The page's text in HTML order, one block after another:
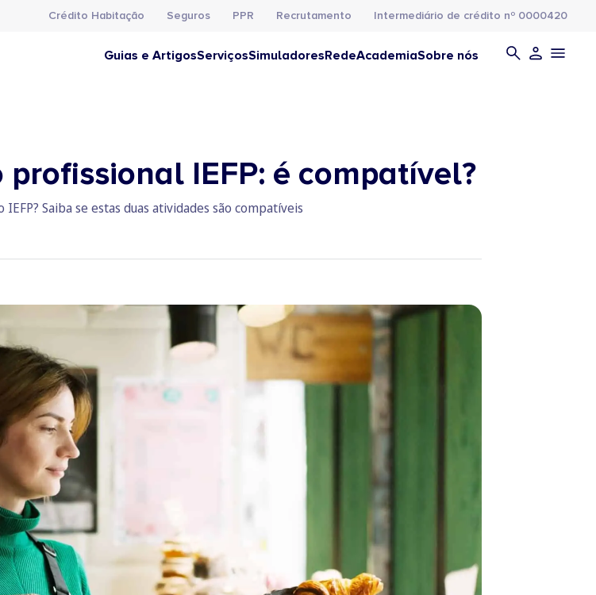
Crédito Habitação Seguros PPR Recrutamento Intermediário de crédito nº 0000420
Guias e ArtigosServiçosSimuladoresRedeAcademiaSobre nós
profissional IEFP: é compatível?
Saiba se estas duas atividades são compatíveis